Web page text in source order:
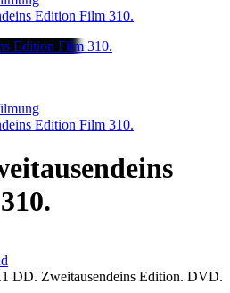
Edition Film 310.
Edition Film 310.
DD. Zweitausendeins Edition. DVD.